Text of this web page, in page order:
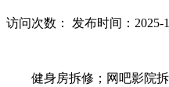
访问次数： 发布时间：2025-
健身房拆修；网吧影院拆